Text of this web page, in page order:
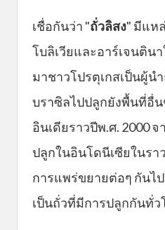
เชื่อกันว่า "ถั่วลิสง" มีแห
โบลิเวียและอาร์เจนติน
มาชาวโปรตุเกสเป็นผู้น
บราซิลไปปลูกยังพื้นที่อื่
อินเดียราวปีพ.ศ. 2000
ปลูกในอินโดนีเซียในรา
การแพร่ขยายต่อๆ กันไ
เป็นถั่วที่มีการปลูกกันทั่ว